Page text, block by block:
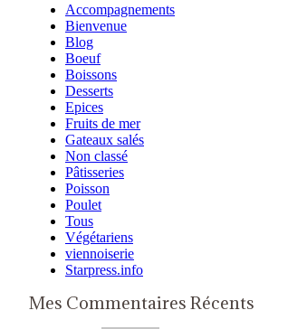
Accompagnements
Bienvenue
Blog
Boeuf
Boissons
Desserts
Epices
Fruits de mer
Gateaux salés
Non classé
Pâtisseries
Poisson
Poulet
Tous
Végétariens
viennoiserie
Starpress.info
Mes Commentaires Récents